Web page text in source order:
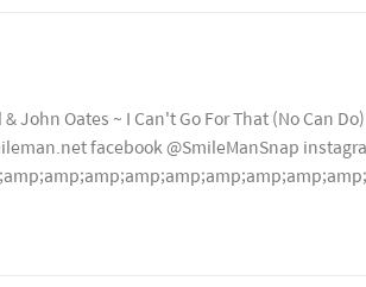
& John Oates ~ I Can't Go For That (No Can
facebook @SmileManSnap